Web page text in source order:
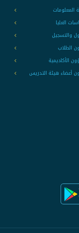
المعلومات
العليا
والتسجيل
الطلاب
الأكاديمية
أعضاء هيئة التدريس